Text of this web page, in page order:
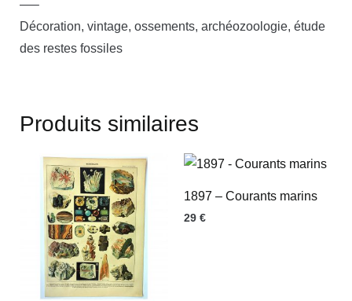
—–
Décoration, vintage, ossements, archéozoologie, étude
des restes fossiles
Produits similaires
1897 – Courants marins
29 €